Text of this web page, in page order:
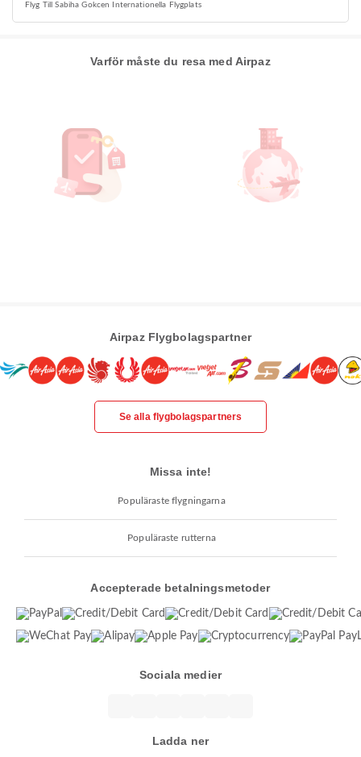
Flyg Till Sabiha Gokcen Internationella Flygplats
Varför måste du resa med Airpaz
Airpaz Flygbolagspartner
Se alla flygbolagspartners
Missa inte!
Populäraste flygningarna
Populäraste rutterna
Accepterade betalningsmetoder
Sociala medier
Ladda ner